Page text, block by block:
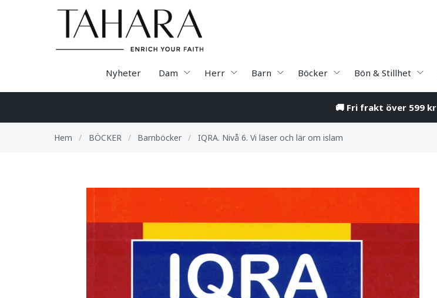
Nyheter Dam Herr Barn Böcker Bön & Stillhet
🚚 Fri frakt över 599 kr
Hem / BÖCKER / Barnböcker / IQRA. Nivå 6. Vi läser och lär om islam